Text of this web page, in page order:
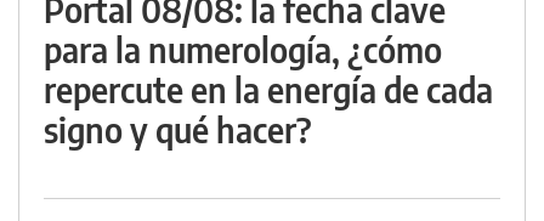
Portal 08/08: la fecha clave
para la numerología, ¿cómo
repercute en la energía de cada
signo y qué hacer?